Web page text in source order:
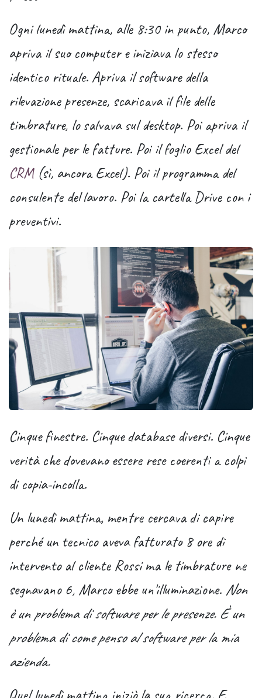
Ogni lunedì mattina, alle 8:30 in punto, Marco
apriva il suo computer e iniziava lo stesso
identico rituale. Apriva il software della
rilevazione presenze, scaricava il file delle
timbrature, lo salvava sul desktop. Poi apriva il
gestionale per le fatture. Poi il foglio Excel del
CRM(sì, ancora Excel). Poi il programma del
consulente del lavoro. Poi la cartella Drive con i
preventivi.
Cinque finestre. Cinque database diversi. Cinque
verità che dovevano essere rese coerenti a colpi
di copia-incolla.
Un lunedì mattina, mentre cercava di capire
perché un tecnico aveva fatturato 8 ore di
intervento al cliente Rossi ma le timbrature ne
segnavano 6, Marco ebbe un'illuminazione. Non
è un problema di software per le presenze. È un
problema di come penso al software per la mia
azienda.